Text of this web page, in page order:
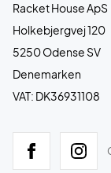
Racket House ApS
Holkebjergvej 120
5250 Odense SV
Denemarken
VAT: DK36931108